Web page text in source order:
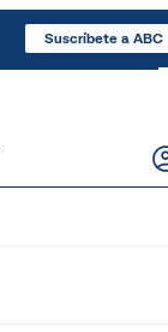
Suscríbete a ABC